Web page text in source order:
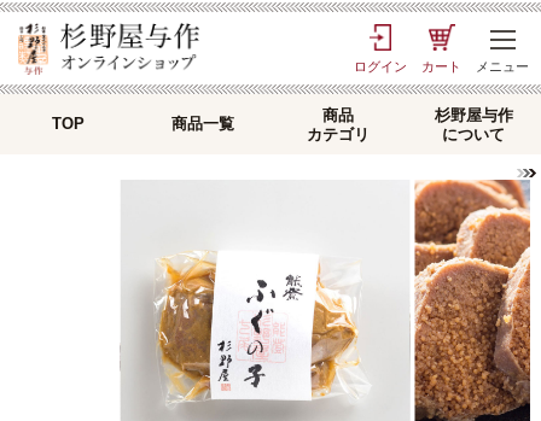
ログイン カート メニュー
TOP 商品一覧
商品
カテゴリ
杉野屋与作
について